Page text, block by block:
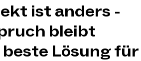
ist anders -
bleibt
Lösung für